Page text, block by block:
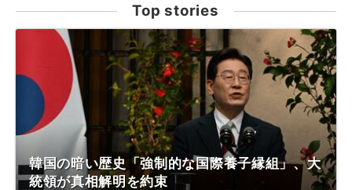
Top stories
韓国の暗い歴史「強制的な国際養子縁組」、大
統領が真相解明を約束